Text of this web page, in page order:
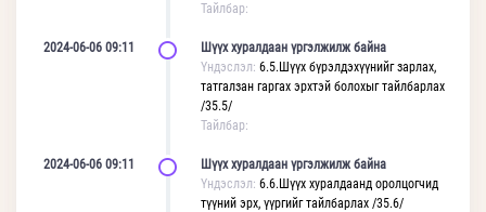
Тайлбар:
2024-06-06 09:11
Шүүх хуралдаан үргэлжилж байна
Үндэслэл: 6.5.Шүүх бүрэлдэхүүнийг зарлах,
татгалзан гаргах эрхтэй болохыг тайлбарлах
/35.5/
Тайлбар:
2024-06-06 09:11
Шүүх хуралдаан үргэлжилж байна
Үндэслэл: 6.6.Шүүх хуралдаанд оролцогчид
түүний эрх, үүргийг тайлбарлах /35.6/